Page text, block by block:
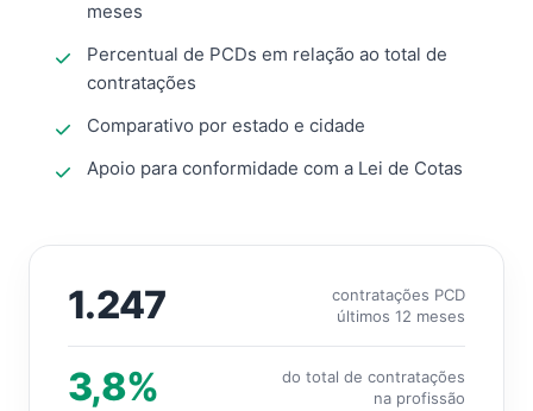
meses
Percentual de PCDs em relação ao total de
contratações
Comparativo por estado e cidade
Apoio para conformidade com a Lei de Cotas
1.247
contratações PCD
últimos 12 meses
3,8%
do total de contratações
na profissão